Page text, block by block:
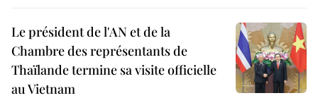
Le président de l'AN et de la
Chambre des représentants de
Thaïlande termine sa visite officielle
au Vietnam